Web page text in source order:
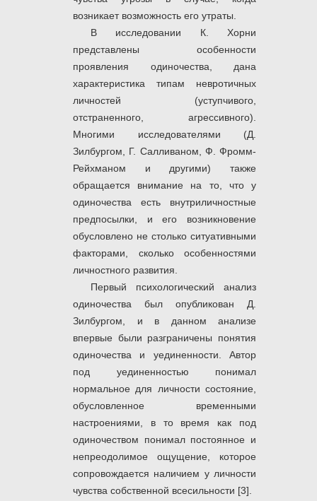
возникает возможность его утраты.
В исследовании К. Хорни
представлены особенности
проявления одиночества, дана
характеристика типам невротичных
личностей (уступчивого,
отстраненного, агрессивного).
Многими исследователями (Д.
Зилбургом, Г. Салливаном, Ф. Фромм-
Рейхманом и другими) также
обращается внимание на то, что у
одиночества есть внутриличностные
предпосылки, и его возникновение
обусловлено не столько ситуативными
факторами, сколько особенностями
личностного развития.
Первый психологический анализ
одиночества был опубликован Д.
Зилбургом, и в данном анализе
впервые были разграничены понятия
одиночества и уединенности. Автор
под уединенностью понимал
нормальное для личности состояние,
обусловленное временными
настроениями, в то время как под
одиночеством понимал постоянное и
непреодолимое ощущение, которое
сопровождается наличием у личности
чувства собственной всесильности [3].